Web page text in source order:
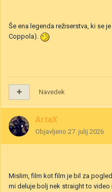
Še ena legenda režiserstva, ki se
Coppola).
Navedek
ArtaX
Objavljeno 27. julij 2026
Mislim, film kot film je bil za
mi deluje bolj nek straight to video